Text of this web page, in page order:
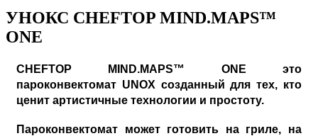
УНОКС CHEFTOP MIND.MAPS™
ONE
CHEFTOP MIND.MAPS™ ONE это
пароконвектомат UNOX созданный для тех, кто
ценит артистичные технологии и простоту.
Пароконвектомат может готовить на гриле, на